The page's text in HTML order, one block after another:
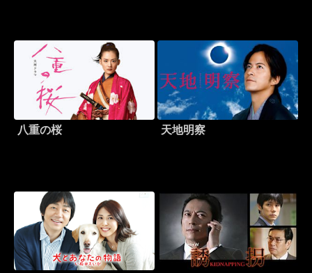
八重の桜 天地明察